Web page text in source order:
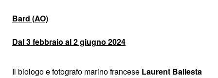
Bard (AO)
Dal 3 febbraio al 2 giugno 2024
Il biologo e fotografo marino francese Laurent Ballesta